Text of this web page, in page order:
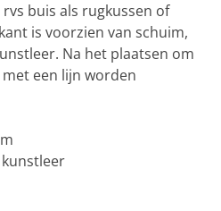
buis als rugkussen of
is voorzien van schuim,
Na het plaatsen om
een lijn worden